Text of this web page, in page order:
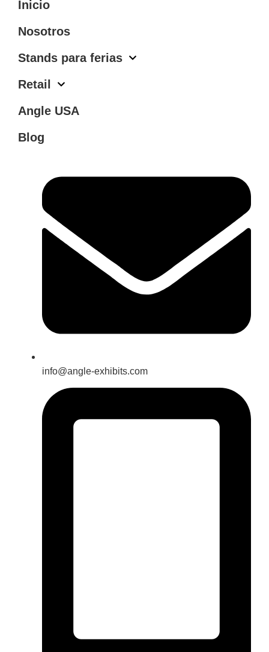
Inicio
Nosotros
Stands para ferias
Retail
Angle USA
Blog
info@angle-exhibits.com